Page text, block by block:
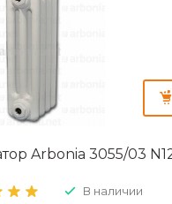
Arbonia 3055/03
В наличии